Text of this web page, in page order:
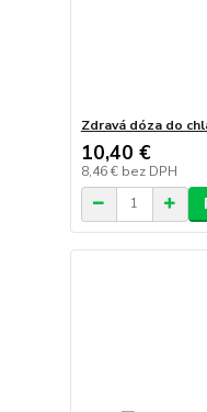
Zdravá dóza do
10,40 €
8,46 € bez DPH